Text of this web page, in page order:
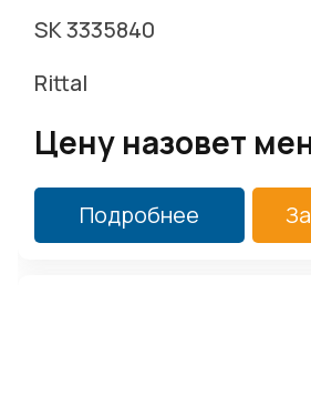
SK 3335840
Rittal
Цену назовет
Подробнее